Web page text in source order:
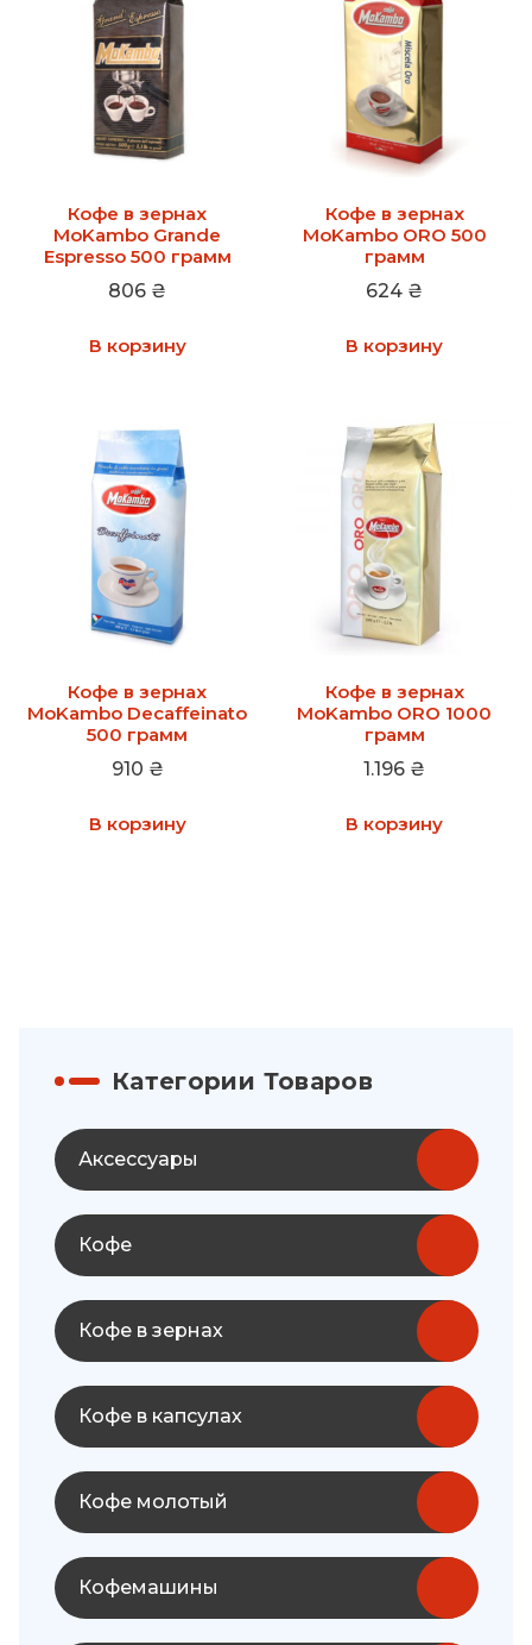
Кофе в зернах
MoKambo Grande
Espresso 500 грамм
806 ₴
В корзину
Кофе в зернах
MoKambo ORO 500
грамм
624 ₴
В корзину
Кофе в зернах
MoKambo Decaffeinato
500 грамм
910 ₴
В корзину
Кофе в зернах
MoKambo ORO 1000
грамм
1.196 ₴
В корзину
Категории Товаров
Аксессуары
Кофе
Кофе в зернах
Кофе в капсулах
Кофе молотый
Кофемашины